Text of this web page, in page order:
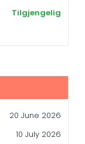
Tilgjengelig
20 June 2026
10 July 2026